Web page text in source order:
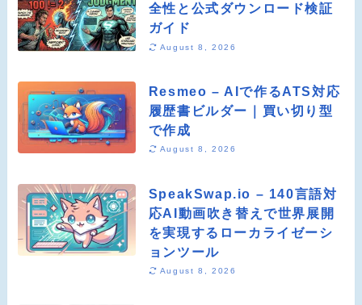
全性と公式ダウンロード検証
ガイド
August 8, 2026
Resmeo – AIで作るATS対応
履歴書ビルダー｜買い切り型
で作成
August 8, 2026
SpeakSwap.io – 140言語対
応AI動画吹き替えで世界展開
を実現するローカライゼーシ
ョンツール
August 8, 2026